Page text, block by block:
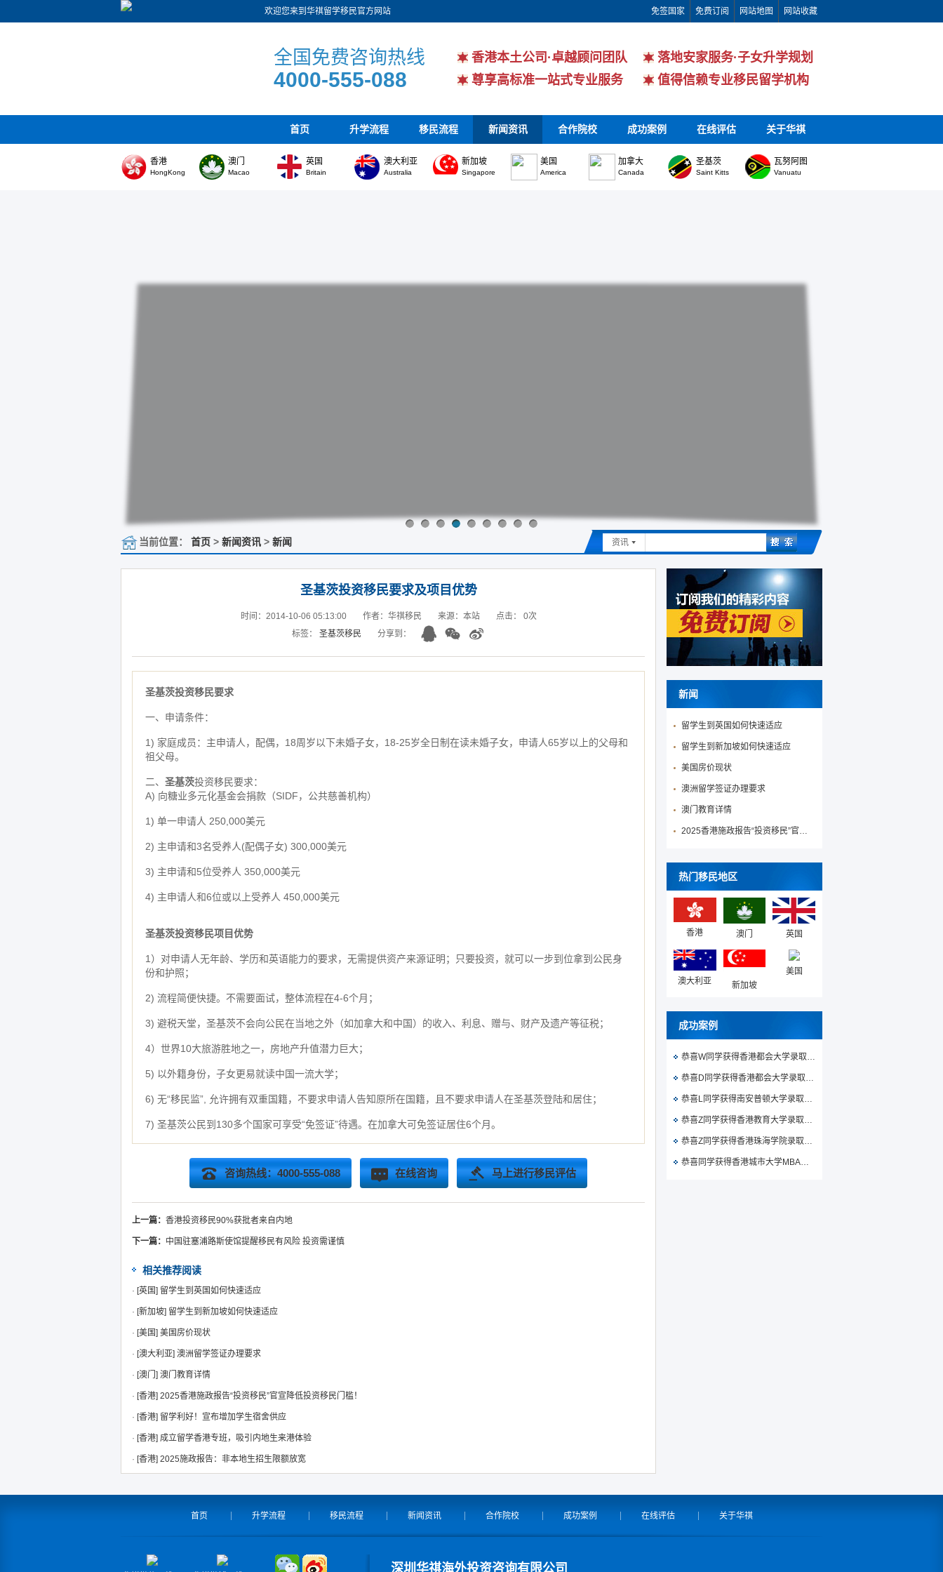
欢迎您来到华祺留学移民官方网站 免签国家 免费订阅 网站地图 网站收藏
全国免费咨询热线
4000-555-088
香港本土公司·卓越顾问团队
落地安家服务·子女升学规划
尊享高标准一站式专业服务
值得信赖专业移民留学机构
首页 升学流程 移民流程 新闻资讯 合作院校 成功案例 在线评估 关于华祺
香港
HongKong
澳门
Macao
英国
Britain
澳大利亚
Australia
新加坡
Singapore
美国
America
加拿大
Canada
圣基茨
Saint Kitts
瓦努阿图
Vanuatu
当前位置： 首页 > 新闻资讯 > 新闻 资讯
圣基茨投资移民要求及项目优势
时间：2014-10-06 05:13:00 作者：华祺移民 来源：本站 点击： 0次
标签： 圣基茨移民 分享到：
圣基茨投资移民要求
一、申请条件：
1) 家庭成员：主申请人，配偶，18周岁以下未婚子女，18-25岁全日制在读未婚子女，申请人65岁以上的父母和
祖父母。
二、 圣基茨投资移民要求：
A) 向糖业多元化基金会捐款（SIDF，公共慈善机构）
1) 单一申请人 250,000美元
2) 主申请和3名受养人(配偶子女) 300,000美元
3) 主申请和5位受养人 350,000美元
4) 主申请人和6位或以上受养人 450,000美元
圣基茨投资移民项目优势
1）对申请人无年龄、学历和英语能力的要求，无需提供资产来源证明；只要投资，就可以一步到位拿到公民身
份和护照；
2) 流程简便快捷。不需要面试，整体流程在4-6个月；
3) 避税天堂，圣基茨不会向公民在当地之外（如加拿大和中国）的收入、利息、赠与、财产及遗产等征税；
4）世界10大旅游胜地之一，房地产升值潜力巨大；
5) 以外籍身份，子女更易就读中国一流大学；
6) 无“移民监”, 允许拥有双重国籍，不要求申请人告知原所在国籍，且不要求申请人在圣基茨登陆和居住；
7) 圣基茨公民到130多个国家可享受“免签证”待遇。在加拿大可免签证居住6个月。
咨询热线：4000-555-088 在线咨询 马上进行移民评估
上一篇： 香港投资移民90%获批者来自内地
下一篇： 中国驻塞浦路斯使馆提醒移民有风险 投资需谨慎
相关推荐阅读
· [英国] 留学生到英国如何快速适应
· [新加坡] 留学生到新加坡如何快速适应
· [美国] 美国房价现状
· [澳大利亚] 澳洲留学签证办理要求
· [澳门] 澳门教育详情
· [香港] 2025香港施政报告“投资移民”官宣降低投资移民门槛！
· [香港] 留学利好！宣布增加学生宿舍供应
· [香港] 成立留学香港专班，吸引内地生来港体验
· [香港] 2025施政报告：非本地生招生限额放宽
新闻
留学生到英国如何快速适应
留学生到新加坡如何快速适应
美国房价现状
澳洲留学签证办理要求
澳门教育详情
2025香港施政报告“投资移民”官宣降低投资移民门槛！
热门移民地区
香港 澳门 英国
澳大利亚 新加坡
美国
成功案例
恭喜W同学获得香港都会大学录取通知书
恭喜D同学获得香港都会大学录取通知书
恭喜L同学获得南安普顿大学录取通知书
恭喜Z同学获得香港教育大学录取通知书
恭喜Z同学获得香港珠海学院录取通知书
恭喜同学获得香港城市大学MBA录取通知书
首页 升学流程 移民流程 新闻资讯 合作院校 成功案例 在线评估 关于华祺
深圳华祺海外投资咨询有限公司